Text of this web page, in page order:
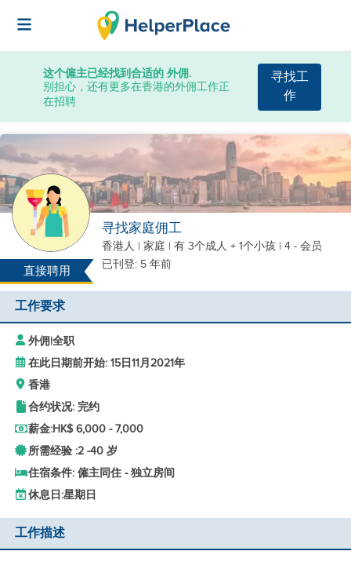
这个僱主已经找到合适的 外佣.
别担心，还有更多在香港的外佣工作正
在招聘
寻找工
作
直接聘用
寻找家庭佣工
香港人 | 家庭 | 有 3个成人 + 1个小孩 | 4 - 会员
已刊登: 5 年前
工作要求
外佣|全职
在此日期前开始: 15日11月2021年
香港
合约状况: 完约
薪金:HK$ 6,000 - 7,000
所需经验 :2 -40 岁
住宿条件: 僱主同住 - 独立房间
休息日:星期日
工作描述